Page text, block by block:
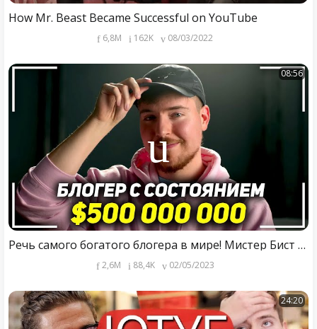
How Mr. Beast Became Successful on YouTube
6,8M 162K 08/03/2022
08:56
Речь самого богатого блогера в мире! Мистер Бист - Секрет Успеха! MrBeast Мотивация!
2,6M 88,4K 02/05/2023
24:20